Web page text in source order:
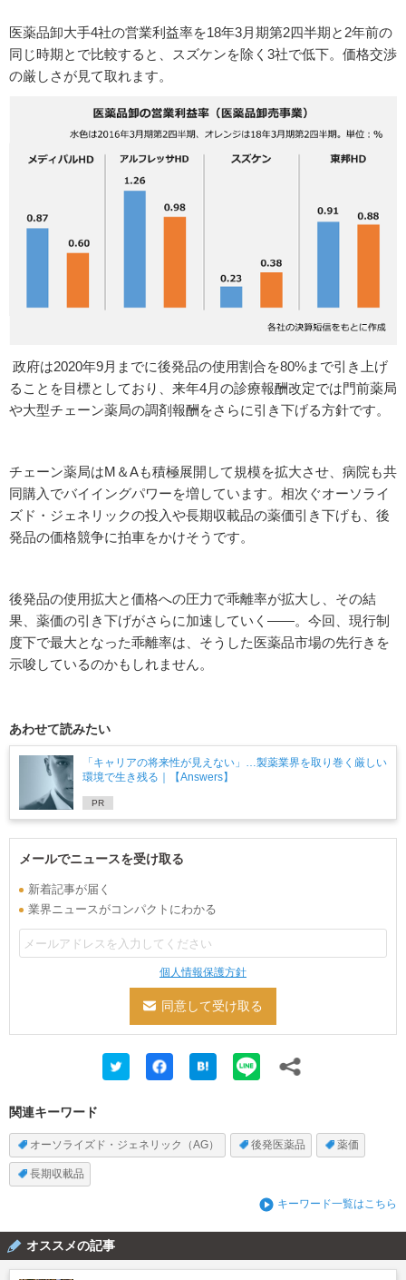
医薬品卸大手4社の営業利益率を18年3月期第2四半期と2年前の
同じ時期とで比較すると、スズケンを除く3社で低下。価格交渉
の厳しさが見て取れます。
政府は2020年9月までに後発品の使用割合を80%まで引き上げ
ることを目標としており、来年4月の診療報酬改定では門前薬局
や大型チェーン薬局の調剤報酬をさらに引き下げる方針です。
チェーン薬局はM＆Aも積極展開して規模を拡大させ、病院も共
同購入でバイイングパワーを増しています。相次ぐオーソライ
ズド・ジェネリックの投入や長期収載品の薬価引き下げも、後
発品の価格競争に拍車をかけそうです。
後発品の使用拡大と価格への圧力で乖離率が拡大し、その結
果、薬価の引き下げがさらに加速していく――。今回、現行制
度下で最大となった乖離率は、そうした医薬品市場の先行きを
示唆しているのかもしれません。
あわせて読みたい
「キャリアの将来性が見えない」…製薬業界を取り巻く厳しい
環境で生き残る｜【Answers】
PR
メールでニュースを受け取る
新着記事が届く
業界ニュースがコンパクトにわかる
個人情報保護方針
関連キーワード
オーソライズド・ジェネリック（AG） 後発医薬品 薬価
長期収載品
キーワード一覧はこちら
オススメの記事